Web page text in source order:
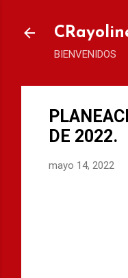
BIENVENIDOS
DE 2022.
mayo 14, 2022